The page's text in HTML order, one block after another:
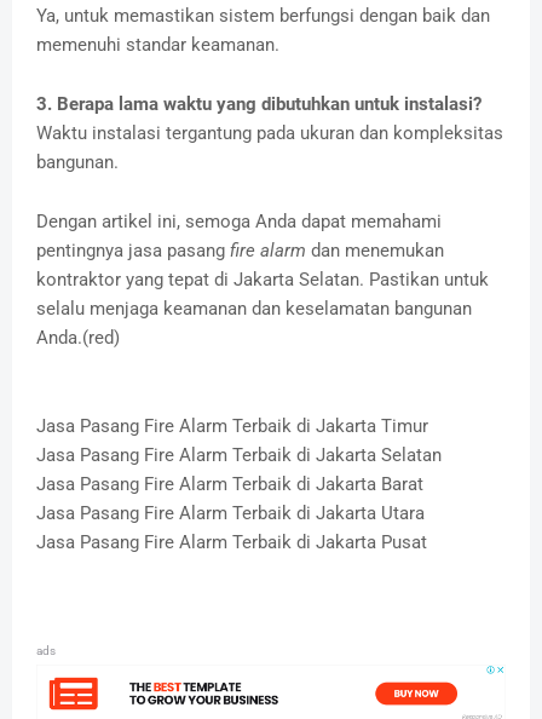
Ya, untuk memastikan sistem berfungsi dengan baik dan
memenuhi standar keamanan.
3. Berapa lama waktu yang dibutuhkan untuk instalasi?
Waktu instalasi tergantung pada ukuran dan kompleksitas
bangunan.
Dengan artikel ini, semoga Anda dapat memahami
pentingnya jasa pasang fire alarm dan menemukan
kontraktor yang tepat di Jakarta Selatan. Pastikan untuk
selalu menjaga keamanan dan keselamatan bangunan
Anda.(red)
Jasa Pasang Fire Alarm Terbaik di Jakarta Timur
Jasa Pasang Fire Alarm Terbaik di Jakarta Selatan
Jasa Pasang Fire Alarm Terbaik di Jakarta Barat
Jasa Pasang Fire Alarm Terbaik di Jakarta Utara
Jasa Pasang Fire Alarm Terbaik di Jakarta Pusat
ads